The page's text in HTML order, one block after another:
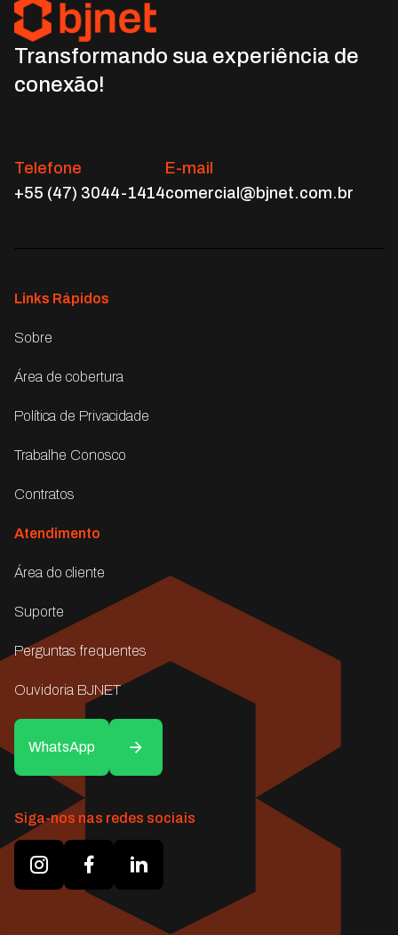
Transformando sua experiência de
conexão!
Telefone
+55 (47) 3044-1414
E-mail
comercial@bjnet.com.br
Links Rápidos
Sobre
Área de cobertura
Política de Privacidade
Trabalhe Conosco
Contratos
Atendimento
Área do cliente
Suporte
Perguntas frequentes
Ouvidoria BJNET
WhatsApp
Siga-nos nas redes sociais